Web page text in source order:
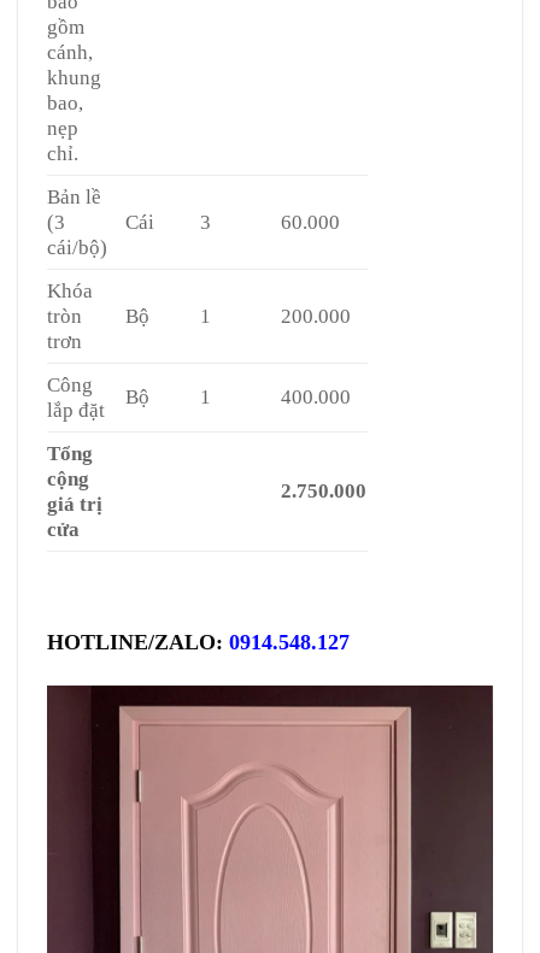
gồm
cánh,
khung
bao,
nẹp
chỉ.
Bản lề
(3
cái/bộ)
Cái 3 60.000
Khóa
tròn
trơn
Bộ 1 200.000
Công
lắp đặt
Bộ 1 400.000
Tổng
cộng
giá trị
cửa
2.750.000
HOTLINE/ZALO: 0914.548.127